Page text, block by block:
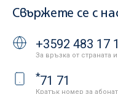
Свържете се с
+3592 483 17
За връзка от страната
*71 71
Кратък номер за